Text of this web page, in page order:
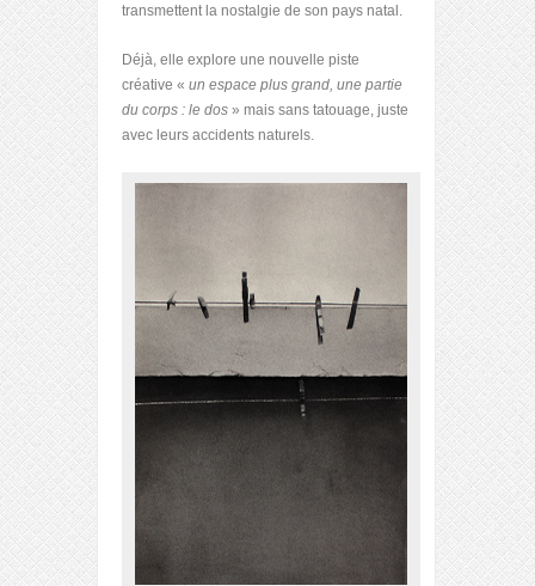
transmettent la nostalgie de son pays natal.
Déjà, elle explore une nouvelle piste
créative « un espace plus grand, une partie
du corps : le dos » mais sans tatouage, juste
avec leurs accidents naturels.